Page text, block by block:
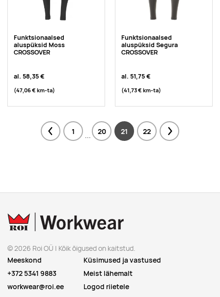
Funktsionaalsed
aluspüksid Moss
CROSSOVER
al. 58,35 €
(47,06 € km-ta)
Funktsionaalsed
aluspüksid Segura
CROSSOVER
al. 51,75 €
(41,73 € km-ta)
Previous
1 ... 20 21 22 Next
© 2026 Roi OÜ | Kõik õigused on kaitstud.
Meeskond
+372 5341 9883
workwear@roi.ee
Küsimused ja vastused
Meist lähemalt
Logod riietele